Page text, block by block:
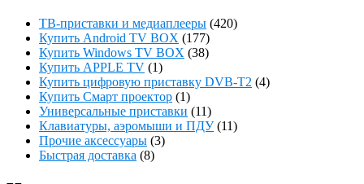
ТВ-приставки и медиаплееры (420)
Купить Android TV BOX (177)
Купить Windows TV BOX (38)
Купить APPLE TV (1)
Купить цифровую приставку DVB-T2 (4)
Купить Смарт проектор (1)
Универсальные приставки (11)
Клавиатуры, аэромыши и ПДУ (11)
Прочие аксессуары (3)
Быстрая доставка (8)